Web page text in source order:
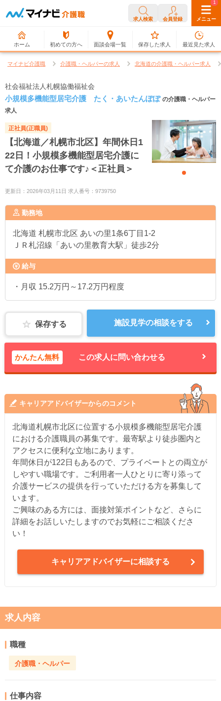
求人検索 会員登録 メニュー
ホーム 初めての方へ 面談会場一覧
0
保存した求人
1
最近見た求人
マイナビ介護職 介護職・ヘルパーの求人 北海道の介護職・ヘルパー求人
社会福祉法人札幌協働福祉会
小規模多機能型居宅介護 たく・あいたんぽぽ の介護職・ヘルパー
求人
正社員(正職員)
【北海道／札幌市北区】年間休日1
22日！小規模多機能型居宅介護に
て介護のお仕事です♪＜正社員＞
更新日：2026年03月11日 求人番号：9739750
勤務地
北海道 札幌市北区 あいの里1条6丁目1-2
ＪＲ札沼線「あいの里教育大駅」徒歩2分
給与
・月収 15.2万円～17.2万円程度
保存する 施設見学の相談をする
かんたん無料 この求人に問い合わせる
キャリアアドバイザーからのコメント
北海道札幌市北区に位置する小規模多機能型居宅介護
における介護職員の募集です。最寄駅より徒歩圏内と
アクセスに便利な立地にあります。
年間休日が122日もあるので、プライベートとの両立が
しやすい職場です。ご利用者一人ひとりに寄り添って
介護サービスの提供を行っていただける方を募集して
います。
ご興味のある方には、面接対策ポイントなど、さらに
詳細をお話しいたしますのでお気軽にご相談くださ
い！
キャリアアドバイザーに相談する
求人内容
職種
介護職・ヘルパー
仕事内容